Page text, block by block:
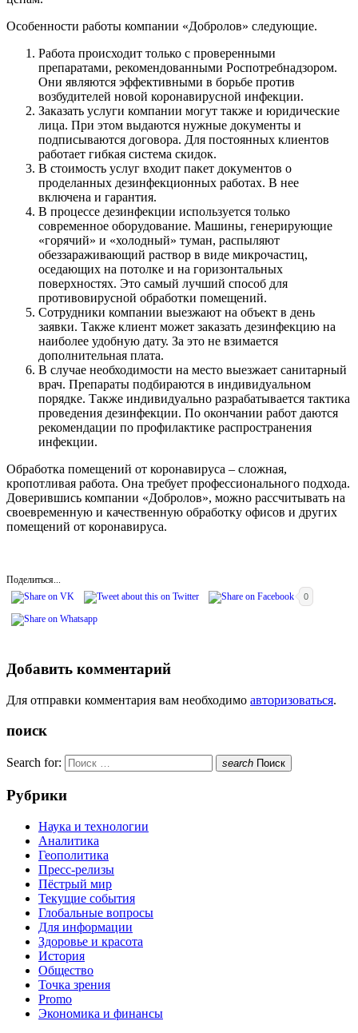
Особенности работы компании «Добролов» следующие.
Работа происходит только с проверенными
препаратами, рекомендованными Роспотребнадзором.
Они являются эффективными в борьбе против
возбудителей новой коронавирусной инфекции.
Заказать услуги компании могут также и юридические
лица. При этом выдаются нужные документы и
подписываются договора. Для постоянных клиентов
работает гибкая система скидок.
В стоимость услуг входит пакет документов о
проделанных дезинфекционных работах. В нее
включена и гарантия.
В процессе дезинфекции используется только
современное оборудование. Машины, генерирующие
«горячий» и «холодный» туман, распыляют
обеззараживающий раствор в виде микрочастиц,
оседающих на потолке и на горизонтальных
поверхностях. Это самый лучший способ для
противовирусной обработки помещений.
Сотрудники компании выезжают на объект в день
заявки. Также клиент может заказать дезинфекцию на
наиболее удобную дату. За это не взимается
дополнительная плата.
В случае необходимости на место выезжает санитарный
врач. Препараты подбираются в индивидуальном
порядке. Также индивидуально разрабатывается тактика
проведения дезинфекции. По окончании работ даются
рекомендации по профилактике распространения
инфекции.
Обработка помещений от коронавируса – сложная,
кропотливая работа. Она требует профессионального подхода.
Доверившись компании «Добролов», можно рассчитывать на
своевременную и качественную обработку офисов и других
помещений от коронавируса.
Поделиться...
0
Добавить комментарий
Для отправки комментария вам необходимо авторизоваться.
поиск
Search for: search Поиск
Рубрики
Наука и технологии
Аналитика
Геополитика
Пресс-релизы
Пёстрый мир
Текущие события
Глобальные вопросы
Для информации
Здоровье и красота
История
Общество
Точка зрения
Promo
Экономика и финансы